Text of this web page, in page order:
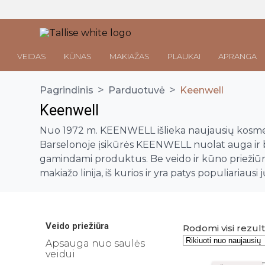
VEIDAS KŪNAS MAKIAŽAS PLAUKAI APRANGA
Parduotuvė
Veido priežiūra
Visos priemonės
Veido šveitikliai
Veido serumai
Kūno priežiūra
Kūno kremai ir losjonai
Kūno purškikliai
Visos priemonės
Makiažo bazės
Makiažo pagrindai ir maskuokliai
Plaukų priežiūros priemonės
Visos priemonės
Apranga
Pagrindinis > Parduotuvė > Keenwell
Keenwell
Nuo 1972 m. KEENWELL išlieka naujausių
Barselonoje įsikūrės KEENWELL nuolat auga
gamindami produktus. Be veido ir kūno
makiažo linija, iš kurios ir yra patys
Veido priežiūra
Apsauga nuo saulės
veidui
Rodomi visi